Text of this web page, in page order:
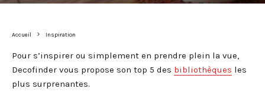
Accueil Inspiration
Pour s’inspirer ou simplement en prendre plein la vue,
Decofinder vous propose son top 5 des bibliothèques les
plus surprenantes.